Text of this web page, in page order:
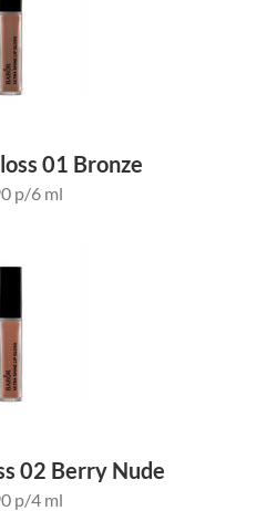
01 Bronze
p/6 ml
02 Berry Nude
p/4 ml